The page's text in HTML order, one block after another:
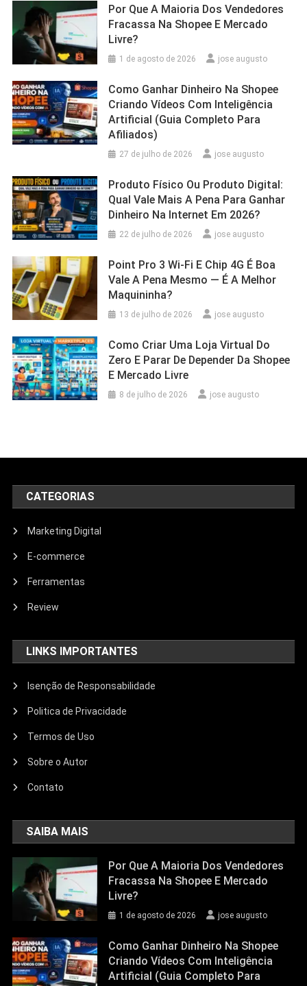
Por Que A Maioria Dos Vendedores
Fracassa Na Shopee E Mercado
Livre?
1 de agosto de 2026 jose augusto
Como Ganhar Dinheiro Na Shopee
Criando Vídeos Com Inteligência
Artificial (Guia Completo Para
Afiliados)
27 de julho de 2026 jose augusto
Produto Físico Ou Produto Digital:
Qual Vale Mais A Pena Para Ganhar
Dinheiro Na Internet Em 2026?
22 de julho de 2026 jose augusto
Point Pro 3 Wi‑Fi E Chip 4G É Boa
Vale A Pena Mesmo — É A Melhor
Maquininha?
13 de julho de 2026 jose augusto
Como Criar Uma Loja Virtual Do
Zero E Parar De Depender Da Shopee
E Mercado Livre
8 de julho de 2026 jose augusto
CATEGORIAS
Marketing Digital
E-commerce
Ferramentas
Review
LINKS IMPORTANTES
Isenção de Responsabilidade
Politica de Privacidade
Termos de Uso
Sobre o Autor
Contato
SAIBA MAIS
Por Que A Maioria Dos Vendedores
Fracassa Na Shopee E Mercado
Livre?
1 de agosto de 2026 jose augusto
Como Ganhar Dinheiro Na Shopee
Criando Vídeos Com Inteligência
Artificial (Guia Completo Para